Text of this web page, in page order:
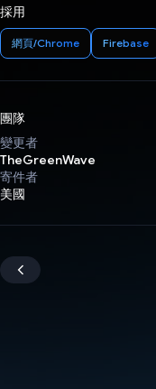
採用
網頁/Chrome Firebase
團隊
變更者
TheGreenWave
寄件者
美國